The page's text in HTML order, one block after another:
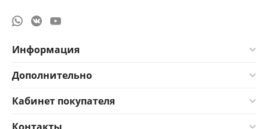
Информация
Дополнительно
Кабинет покупателя